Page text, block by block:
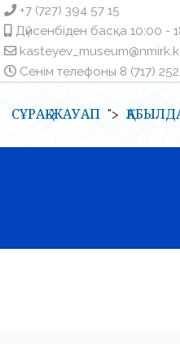
+7 (727) 394 57 15
Дүйсенбіден басқа ㅤ10:00 -
Сенім телефоныㅤ 8 (717)
СҰРАҚ-ЖАУАП ">